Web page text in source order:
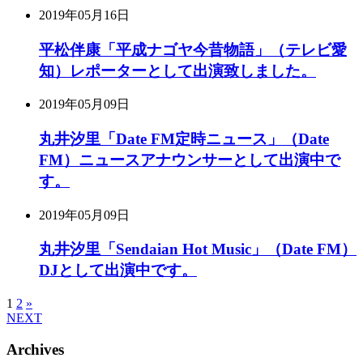
2019年05月16日
平松伴康「平成ナゴヤ今昔物語」（テレビ愛
知）レポーターとして出演致しました。
2019年05月09日
丸井汐里「Date FM定時ニュース」（Date
FM）ニュースアナウンサーとして出演中で
す。
2019年05月09日
丸井汐里「Sendaian Hot Music」（Date FM）
DJとして出演中です。
1 2 »
NEXT
Archives